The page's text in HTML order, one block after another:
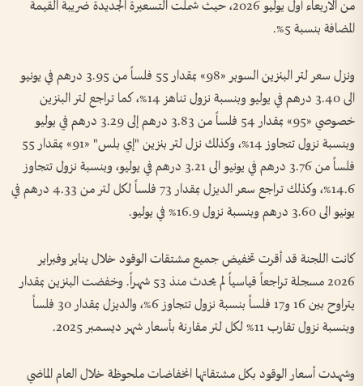
من الاربعاء أول يوليو 2026، حيث شملت التسعيرة الجديدة ضريبة القيمة
المضافة بنسبة 5%.
ونزل سعر لتر البنزين السوبر «98» بمقدار 55 فلساً من 3.95 درهم في يونيو
الى 3.40 درهم في يوليو وبنسبة نزول تناهز 14%، كما تراجع لتر البنزين
خصوصي «95» بمقدار 54 فلساً من 3.83 درهم إلى 3.29 درهم في يوليو
وبنسبة نزول تتجاوز 14%، وكذلك نزل لتر بنزين "إي بلس" «91» بمقدار 55
فلساً من 3.76 درهم في يونيو الى 3.21 درهم في يوليو، وبنسبة نزول تتجاوز
14.6%، وكذلك تراجع سعر الديزل بمقدار 73 فلساً لكل لتر من 4.33 درهم في
يونيو الى 3.60 درهم وبنسبة نزول 16.9% في يوليو.
كانت اللجنة قد أقرت تخفيض جميع مشتقات الوقود خلال يناير وفبراير
2026 مسجلة تراجعاً قياسياً لم يحدث منذ 53 شهراً. وخفضت البنزين بمقدار
يتراوح بين 16 و17 فلساً بنسبة نزول تتجاوز 6%، والديزل بمقدار 30 فلساً
وبنسبة نزول تقارب 11% لكل لتر مقارنة بأسعار شهر ديسمبر 2025.
وشهدت أسعار الوقود بكل مشتقاتها انخفاضات ملحوظة خلال العام الماضي